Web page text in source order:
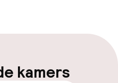
op eigen terrein
kamers